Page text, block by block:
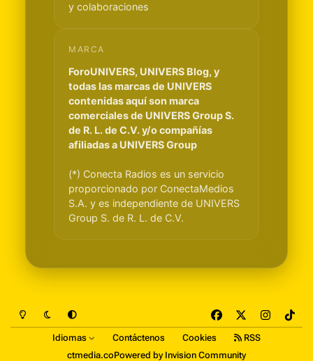
y colaboraciones
MARCA
ForoUNIVERS, UNIVERS Blog, y
todas las marcas de UNIVERS
contenidas aquí son marca
comerciales de UNIVERS Group S.
de R. L. de C.V. y/o compañías
afiliadas a UNIVERS Group
(*) Conecta Radios es un servicio
proporcionado por ConectaMedios
S.A. y es independiente de UNIVERS
Group S. de R. L. de C.V.
Light ModeDark ModeSystem Preference
a
c
n
s
i
Idiomas Contáctenos Cookies
RSS
ctmedia.coPowered by Invision Community